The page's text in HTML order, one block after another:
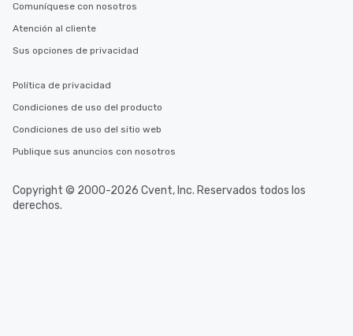
Comuníquese con nosotros
Atención al cliente
Sus opciones de privacidad
Política de privacidad
Condiciones de uso del producto
Condiciones de uso del sitio web
Publique sus anuncios con nosotros
Copyright © 2000-2026 Cvent, Inc. Reservados todos los
derechos.